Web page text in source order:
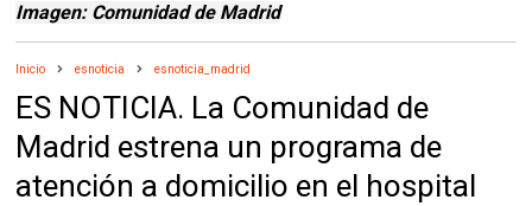
Imagen: Comunidad de Madrid
Inicio esnoticia esnoticia_madrid
ES NOTICIA. La Comunidad de
Madrid estrena un programa de
atención a domicilio en el hospital